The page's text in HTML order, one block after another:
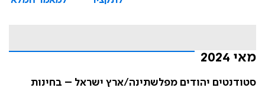
מאי 2024
סטודנטים יהודים מפלשתינה/ארץ ישראל – בחינות